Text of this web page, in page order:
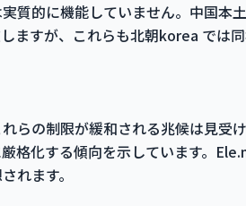
質的に機能していません。中国
ますが、これらも北朝korea では同
らの制限が緩和される兆候は見受
格化する傾向を示しています。
れます。